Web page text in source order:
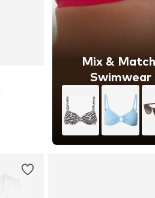
Mix &
Swimwear